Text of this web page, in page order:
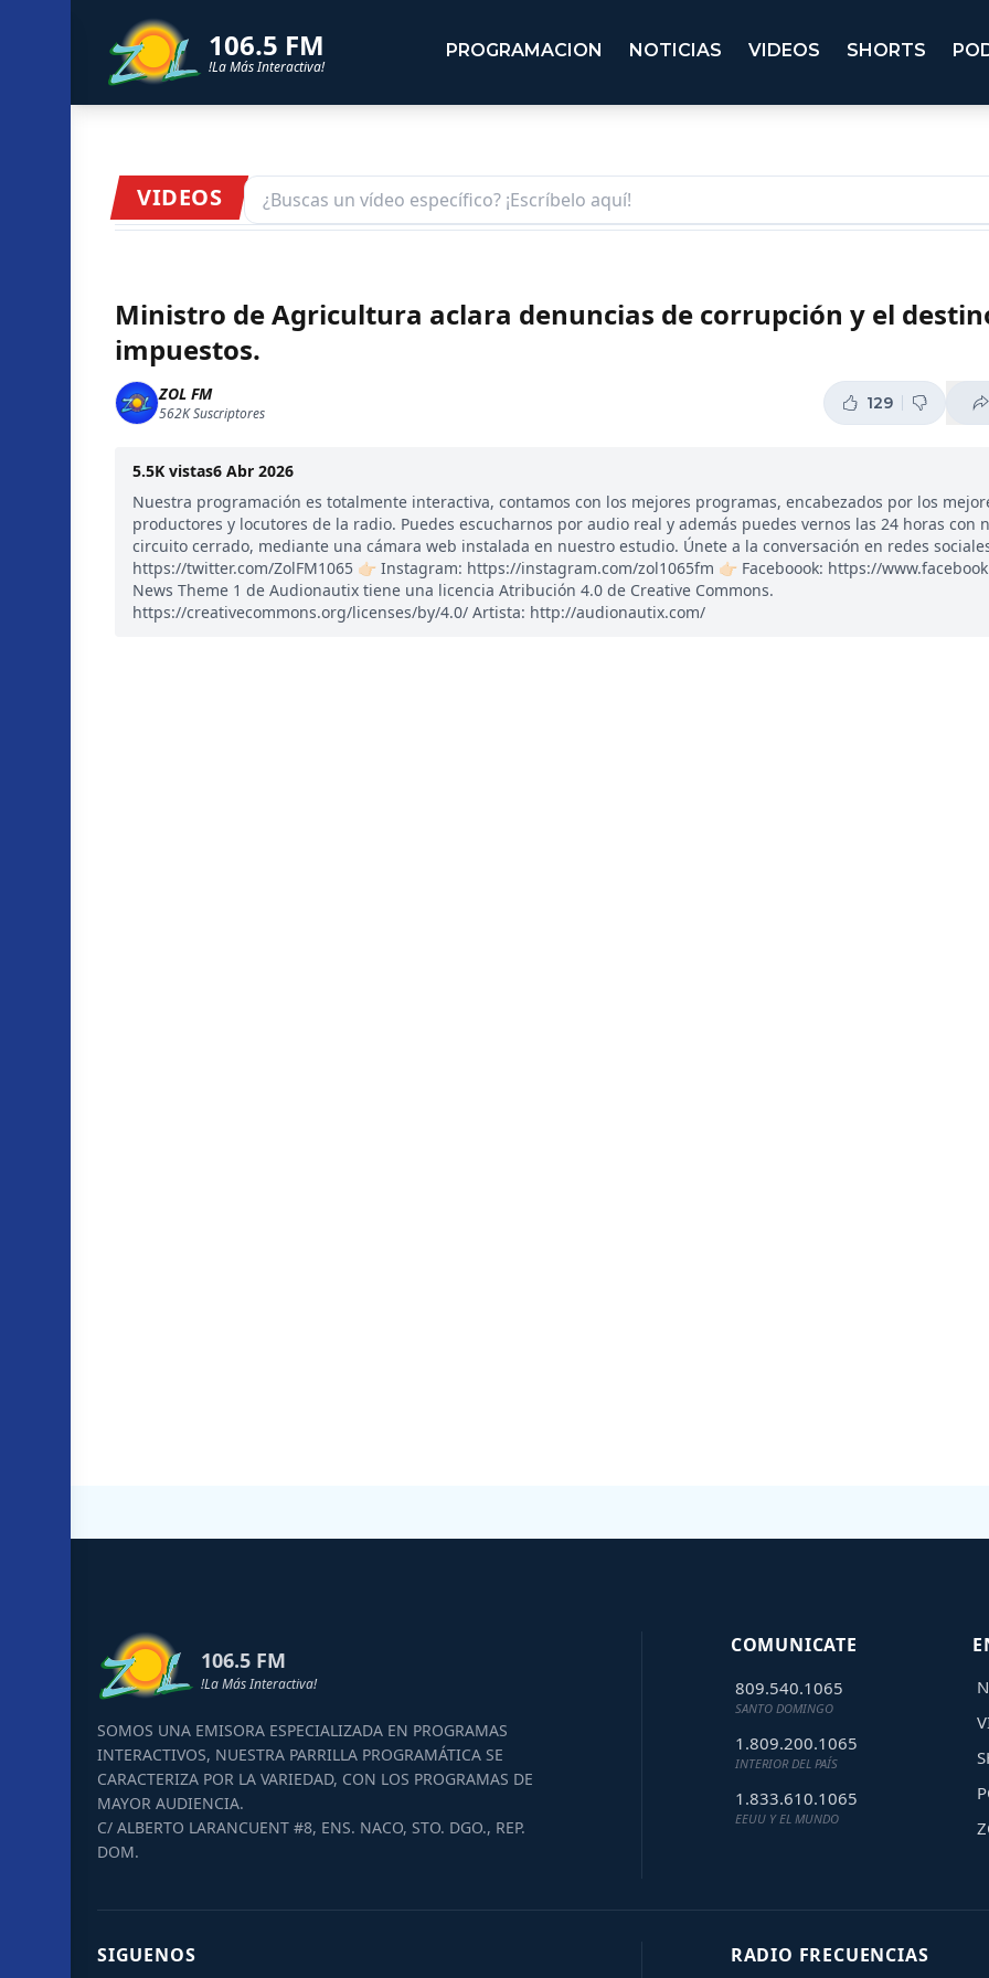
106.5 FM
!La Más Interactiva!
PROGRAMACION NOTICIAS VIDEOS SHORTS
VIDEOS
Ministro de Agricultura aclara denuncias de corrupción y el
impuestos.
ZOL FM
562KSuscriptores
129
5.5K vistas6 Abr 2026
Nuestra programación es totalmente interactiva, contamos con los mejores programas, encabezados por los
productores y locutores de la radio. Puedes escucharnos por audio real y además puedes vernos las 24 horas con
circuito cerrado, mediante una cámara web instalada en nuestro estudio. Únete a la conversación en redes sociales:
https://twitter.com/ZolFM1065 👉🏻 Instagram: https://instagram.com/zol1065fm 👉🏻 Faceboook: https://
News Theme 1 de Audionautix tiene una licencia Atribución 4.0 de Creative Commons.
https://creativecommons.org/licenses/by/4.0/ Artista: http://audionautix.com/
106.5 FM
!La Más Interactiva!
SOMOS UNA EMISORA ESPECIALIZADA EN PROGRAMAS
INTERACTIVOS, NUESTRA PARRILLA PROGRAMÁTICA SE
CARACTERIZA POR LA VARIEDAD, CON LOS PROGRAMAS DE
MAYOR AUDIENCIA.
C/ ALBERTO LARANCUENT #8, ENS. NACO, STO. DGO., REP.
DOM.
COMUNICATE
809.540.1065
SANTO DOMINGO
1.809.200.1065
INTERIOR DEL PAÍS
1.833.610.1065
EEUU Y EL MUNDO
SIGUENOS RADIO FRECUENCIAS